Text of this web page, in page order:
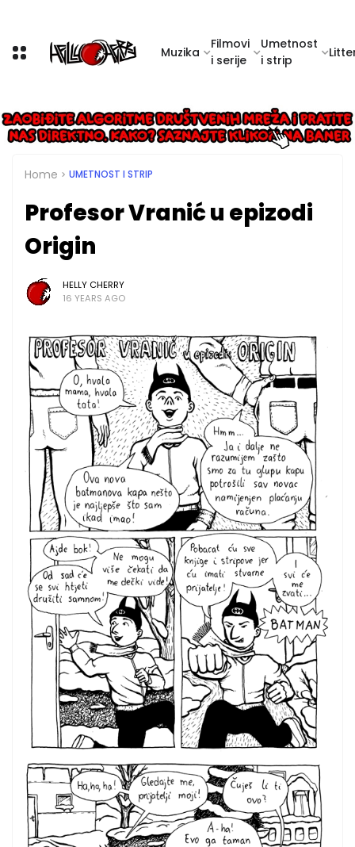
Muzika
Filmovi
i serije
Umetnost
i strip
Home UMETNOST I STRIP
Profesor Vranić u epizodi
Origin
HELLY CHERRY
16 YEARS AGO